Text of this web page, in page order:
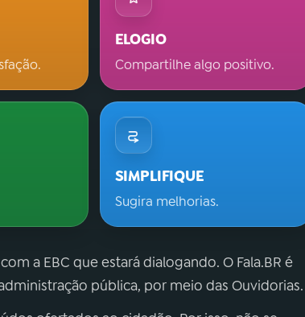
ELOGIO
Compartilhe algo positivo.
SIMPLIFIQUE
Sugira melhorias.
a EBC que estará dialogando. O Fala.BR é
pública, por meio das Ouvidorias.